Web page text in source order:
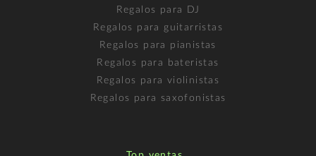
Regalos para DJ
Regalos para guitarristas
Regalos para pianistas
Regalos para bateristas
Regalos para violinistas
Regalos para saxofonistas